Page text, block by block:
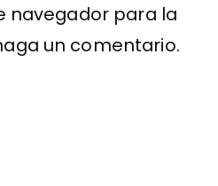
navegador para la
un comentario.